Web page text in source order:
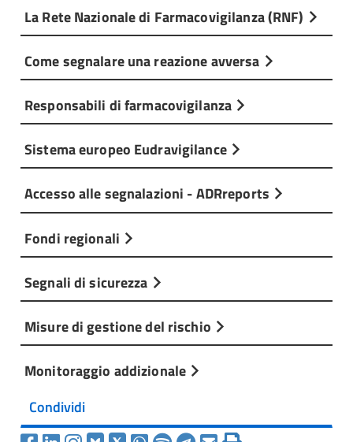
La Rete Nazionale di Farmacovigilanza (RNF)
Come segnalare una reazione avversa
Responsabili di farmacovigilanza
Sistema europeo Eudravigilance
Accesso alle segnalazioni - ADRreports
Fondi regionali
Segnali di sicurezza
Misure di gestione del rischio
Monitoraggio addizionale
Condividi